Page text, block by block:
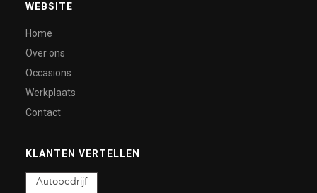
WEBSITE
Home
Over ons
Occasions
Werkplaats
Contact
KLANTEN VERTELLEN
Autobedrijf